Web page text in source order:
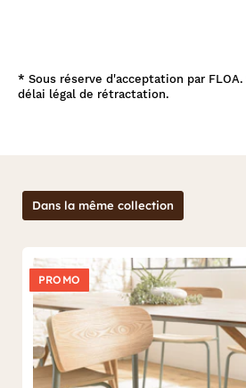
* Sous réserve d'acceptation par
délai légal de rétractation.
Dans la même collection
PROMO